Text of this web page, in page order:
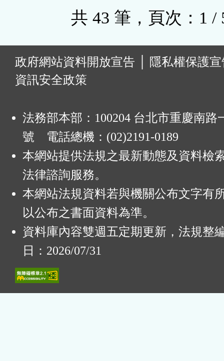
共 43 筆，頁次：1 /
政府網站資料開放宣告
隱私權保護
資訊安全政策
法務部本部：100204 台北市重慶南路
號 電話總機：(02)2191-0189
本網站提供法規之最新動態及資料檢
法律諮詢服務。
本網站法規資料若與機關公布文字有
以公布之書面資料為準。
資料庫內容雙週五定期更新，法規整
日：2026/07/31